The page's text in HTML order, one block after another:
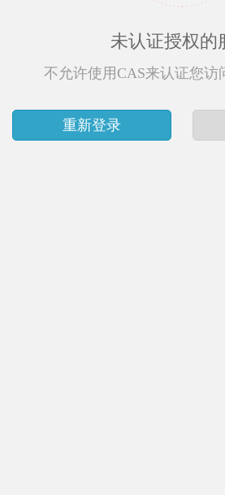
未认证授权的
不允许使用CAS来认证您访